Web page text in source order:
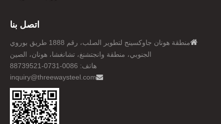
اتصل بنا

منطقة هونان جاوكسينج لتطوير الصلب، رقم 1888 طريق بوروي
الجنوبي، منطقة وانجتشنغ، تشانغشا، هونان، الصين
هاتف: 0086-0731-88739521

inquiry@threewaysteel.com